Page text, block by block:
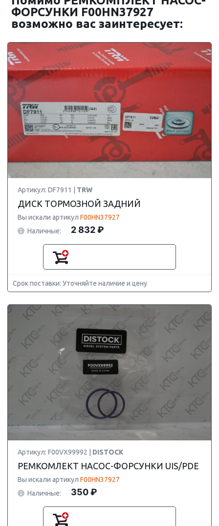
ФОРСУНКИ F00HN37927
возможно вас заинтересует:
Артикул: DF7911 | TRW
ДИСК ТОРМОЗНОЙ ЗАДНИЙ
Вы искали артикул F00HN37927
Наличные:
2 832 ₽
Срок поставки: Уточняйте наличие и цену
Артикул: F00VX99992 | DISTOCK
РЕМКОМЛЕКТ НАСОС-ФОРСУНКИ UIS/PDE
Вы искали артикул F00HN37927
Наличные:
350 ₽